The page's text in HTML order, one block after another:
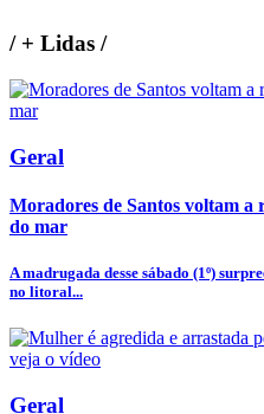
/+ Lidas /
Geral
Moradores de Santos voltam
do mar
A madrugada desse sábado (1º)
no litoral...
Geral